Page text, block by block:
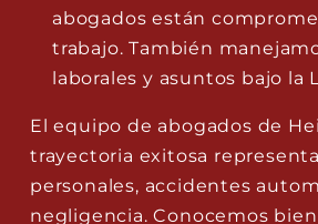
abogados están
trabajo. También
laborales y asuntos bajo la
El equipo de abogados de
trayectoria exitosa
personales, accidentes
negligencia. Conocemos